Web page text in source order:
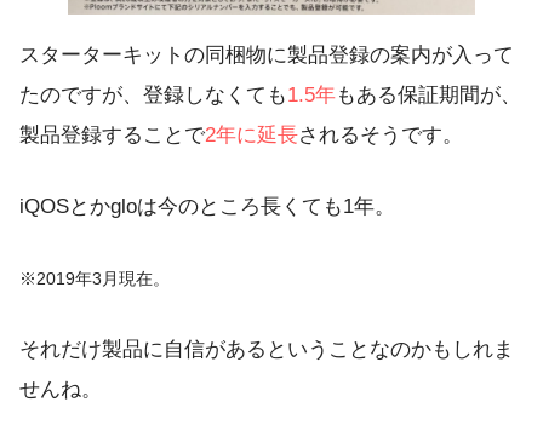
スターターキットの同梱物に製品登録の案内が入って
たのですが、登録しなくても1.5年もある保証期間が、
製品登録することで2年に延長されるそうです。
iQOSとかgloは今のところ長くても1年。
※2019年3月現在。
それだけ製品に自信があるということなのかもしれま
せんね。